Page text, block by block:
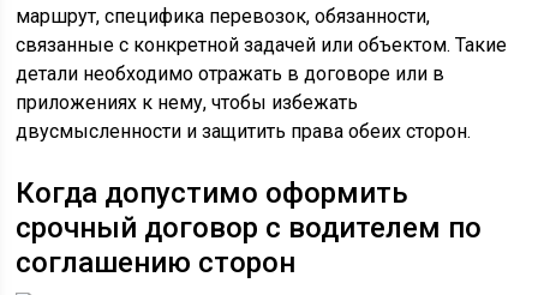
маршрут, специфика перевозок, обязанности,
связанные с конкретной задачей или объектом. Такие
детали необходимо отражать в договоре или в
приложениях к нему, чтобы избежать
двусмысленности и защитить права обеих сторон.
Когда допустимо оформить
срочный договор с водителем по
соглашению сторон